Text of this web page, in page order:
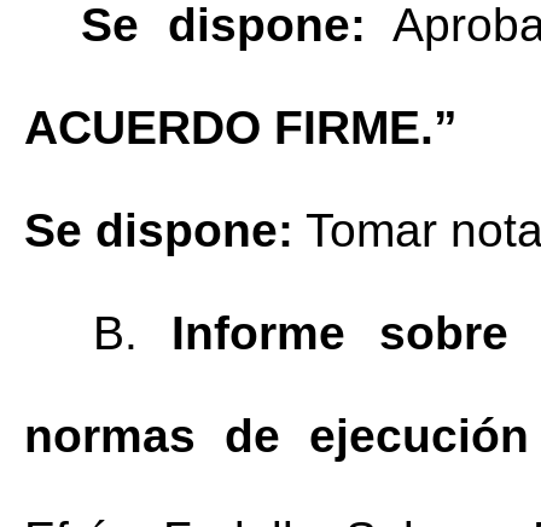
Se dispone:
ACUERDO FIRME.”
Se dispone: Tomar
B. Informe
normas de